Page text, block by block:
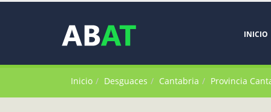
INICIO
Inicio Desguaces Cantabria Provincia